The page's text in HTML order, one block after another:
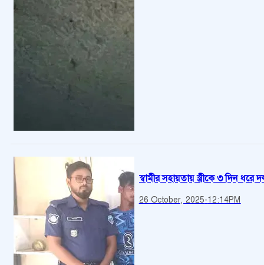
স্বামীর সহায়তায় স্ত্রীকে ৩ দিন ধরে
26 October, 2025-12:14PM